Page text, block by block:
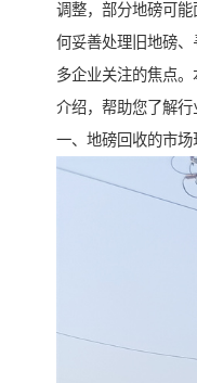
调整，部分地磅可
何妥善处理旧地磅
多企业关注的焦点
介绍，帮助您了解行
一、地磅回收的市场